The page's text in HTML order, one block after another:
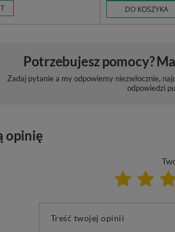
DO KOSZYKA
Potrzebujesz pomocy?
Zadaj pytanie a my odpowiemy niezwłocznie,
odpowiedzi
opinię
Treść twojej opinii